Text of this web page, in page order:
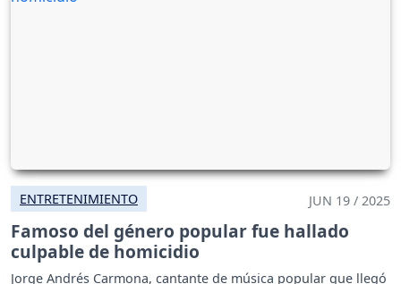
ENTRETENIMIENTO JUN 19 / 2025
Famoso del género popular fue hallado
culpable de homicidio
Jorge Andrés Carmona, cantante de música popular que llegó